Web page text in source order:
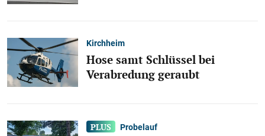
Kirchheim
Hose samt Schlüssel bei
Verabredung geraubt
Probelauf